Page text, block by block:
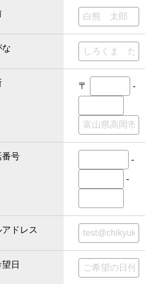
〒 -
番号
-
-
ドレス
日